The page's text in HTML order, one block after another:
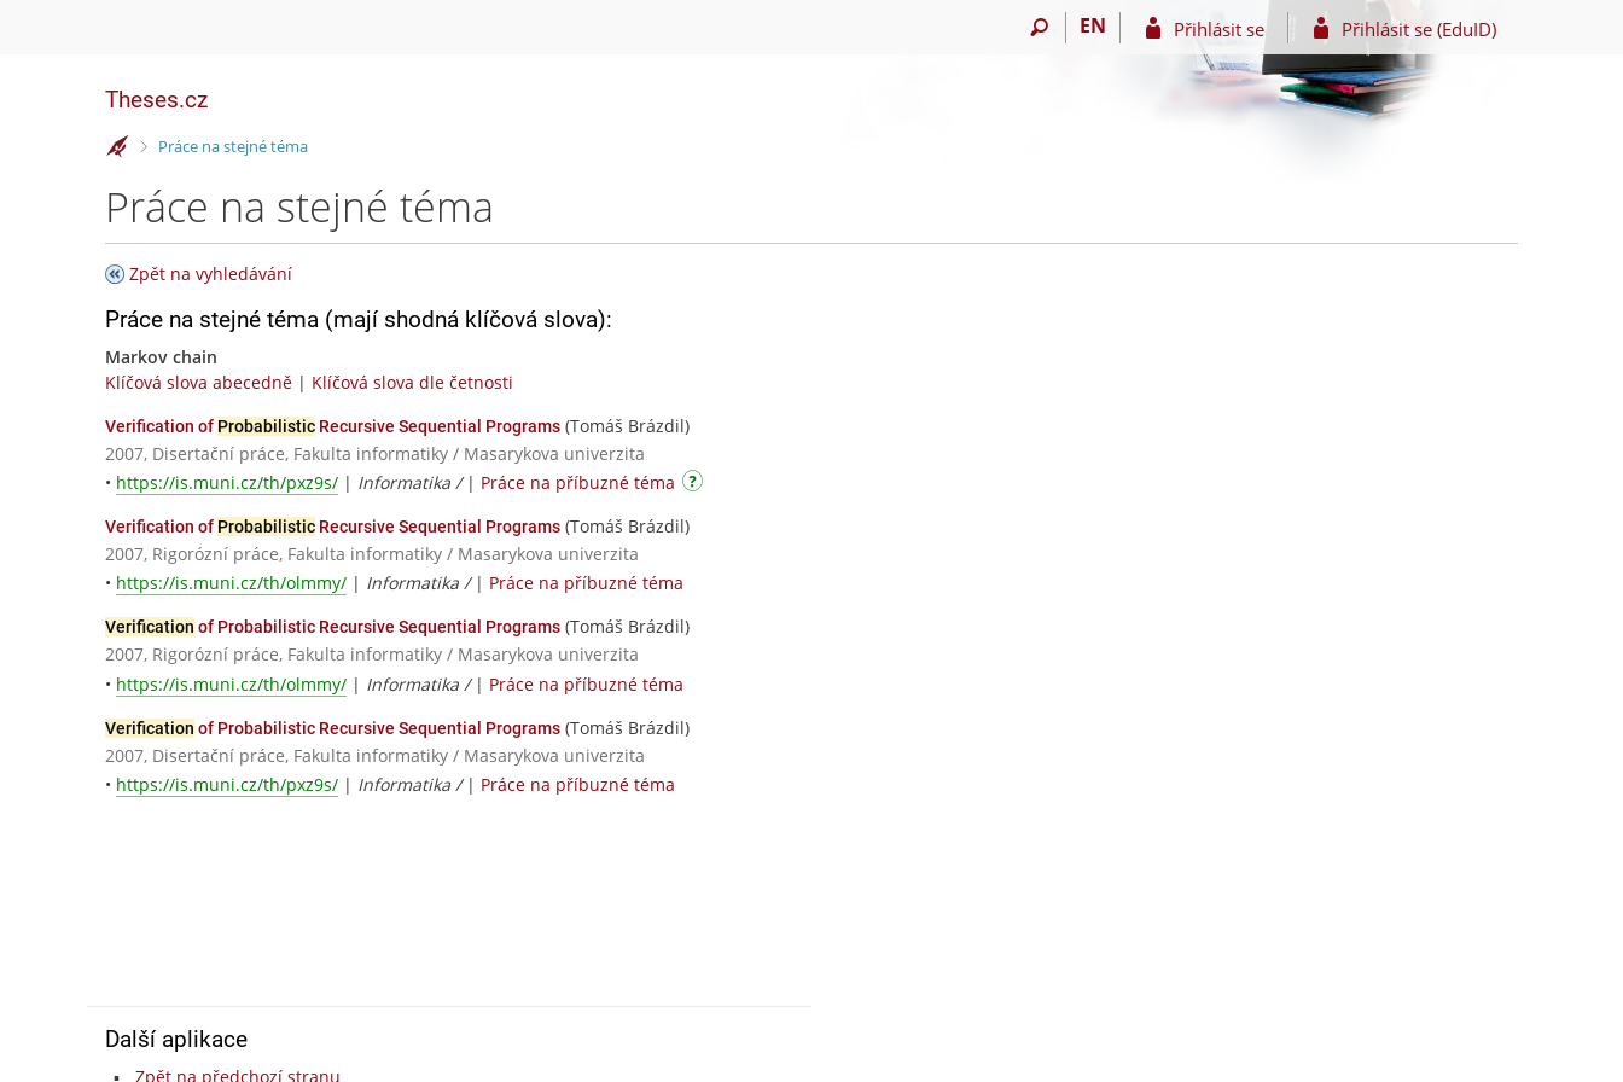
EN Přihlásit se Přihlásit se (EduID)
Theses.cz
>Práce na stejné téma
Práce na stejné téma
Zpět na vyhledávání
Práce na stejné téma (mají shodná klíčová slova):
Markov chain
Klíčová slova abecedně | Klíčová slova dle četnosti
Verification of Probabilistic Recursive Sequential Programs (Tomáš Brázdil)
2007, Disertační práce, Fakulta informatiky / Masarykova univerzita
• https://is.muni.cz/th/pxz9s/ | Informatika / | Práce na příbuzné téma
Verification of Probabilistic Recursive Sequential Programs (Tomáš Brázdil)
2007, Rigorózní práce, Fakulta informatiky / Masarykova univerzita
• https://is.muni.cz/th/olmmy/ | Informatika / | Práce na příbuzné téma
Verification of Probabilistic Recursive Sequential Programs (Tomáš Brázdil)
2007, Rigorózní práce, Fakulta informatiky / Masarykova univerzita
• https://is.muni.cz/th/olmmy/ | Informatika / | Práce na příbuzné téma
Verification of Probabilistic Recursive Sequential Programs (Tomáš Brázdil)
2007, Disertační práce, Fakulta informatiky / Masarykova univerzita
• https://is.muni.cz/th/pxz9s/ | Informatika / | Práce na příbuzné téma
Další aplikace
Zpět na předchozí stranu